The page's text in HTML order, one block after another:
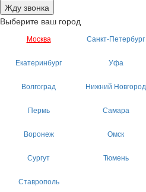
Жду звонка
Выберите ваш город
Москва Санкт-Петербург
Екатеринбург Уфа
Волгоград Нижний Новгород
Пермь Самара
Воронеж Омск
Сургут Тюмень
Ставрополь